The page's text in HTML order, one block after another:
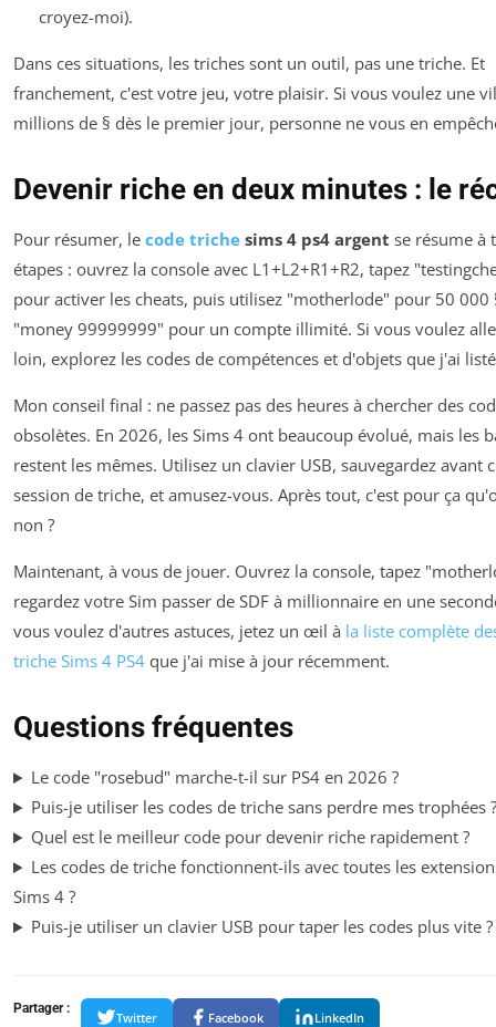
croyez-moi).
Dans ces situations, les triches sont un outil, pas une triche. Et
franchement, c'est votre jeu, votre plaisir. Si vous voulez une
millions de § dès le premier jour, personne ne vous en
Devenir riche en deux minutes : le
Pour résumer, le code triche sims 4 ps4 argent se résume à
étapes : ouvrez la console avec L1+L2+R1+R2, tapez
pour activer les cheats, puis utilisez "motherlode" pour 50 000
"money 99999999" pour un compte illimité. Si vous voulez
loin, explorez les codes de compétences et d'objets que j'ai
Mon conseil final : ne passez pas des heures à chercher des
obsolètes. En 2026, les Sims 4 ont beaucoup évolué, mais les
restent les mêmes. Utilisez un clavier USB, sauvegardez avant
session de triche, et amusez-vous. Après tout, c'est pour ça
non ?
Maintenant, à vous de jouer. Ouvrez la console, tapez
regardez votre Sim passer de SDF à millionnaire en une
vous voulez d'autres astuces, jetez un œil à la liste complète
triche Sims 4 PS4 que j'ai mise à jour récemment.
Questions fréquentes
Le code "rosebud" marche-t-il sur PS4 en 2026 ?
Puis-je utiliser les codes de triche sans perdre mes trophées ?
Quel est le meilleur code pour devenir riche rapidement ?
Les codes de triche fonctionnent-ils avec toutes les
Sims 4 ?
Puis-je utiliser un clavier USB pour taper les codes plus vite ?
Partager :
Twitter Facebook LinkedIn